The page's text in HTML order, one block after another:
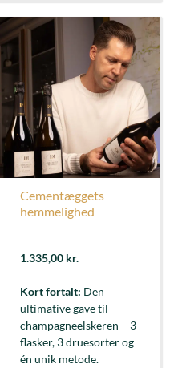
Cementæggets
hemmelighed
1.335,00 kr.
Kort fortalt: Den
ultimative gave til
champagneelskeren – 3
flasker, 3 druesorter og
én unik metode.